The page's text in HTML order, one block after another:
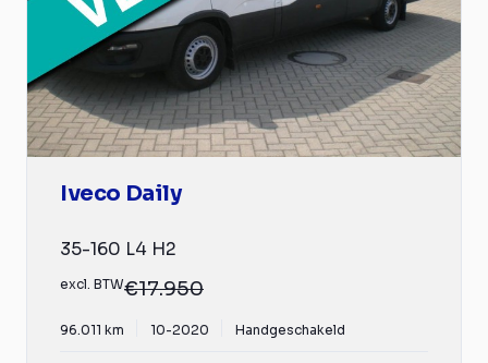
Iveco Daily
35-160 L4 H2
excl. BTW€17.950
96.011 km 10-2020 Handgeschakeld